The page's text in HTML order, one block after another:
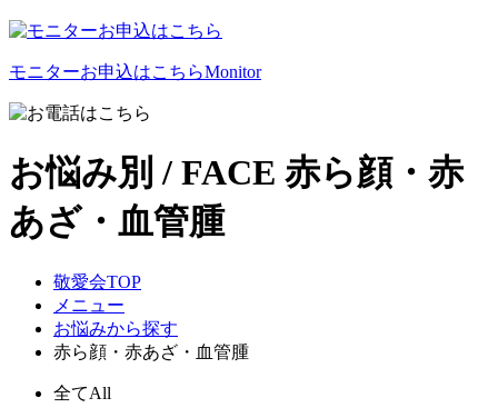
モニターお申込はこちらMonitor
お悩み別 / FACE 赤ら顔・赤
あざ・血管腫
敬愛会TOP
メニュー
お悩みから探す
赤ら顔・赤あざ・血管腫
全てAll